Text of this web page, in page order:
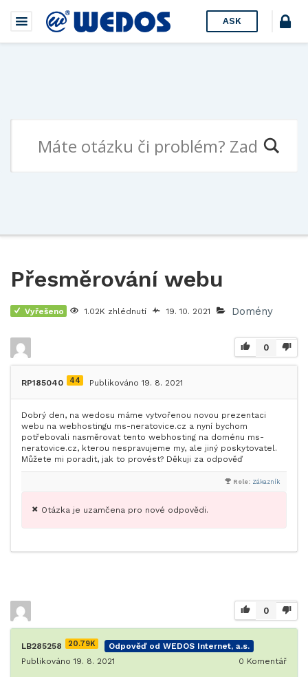
ASK
Přesměrování webu
Vyřešeno 1.02K zhlédnutí 19. 10. 2021 Domény
0
RP185040 44 Publikováno 19. 8. 2021
Dobrý den, na wedosu máme vytvořenou novou prezentaci
webu na webhostingu ms-neratovice.cz a nyní bychom
potřebovali nasměrovat tento webhosting na doménu ms-
neratovice.cz, kterou nespravujeme my, ale jiný poskytovatel.
Můžete mi poradit, jak to provést? Děkuji za odpověď
Role: Zákazník
Otázka je uzamčena pro nové odpovědi.
0
LB285258 20.79K
Odpověď od WEDOS Internet, a.s.
Publikováno 19. 8. 2021
0 Komentář